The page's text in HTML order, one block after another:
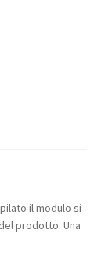
il modulo si
prodotto. Una